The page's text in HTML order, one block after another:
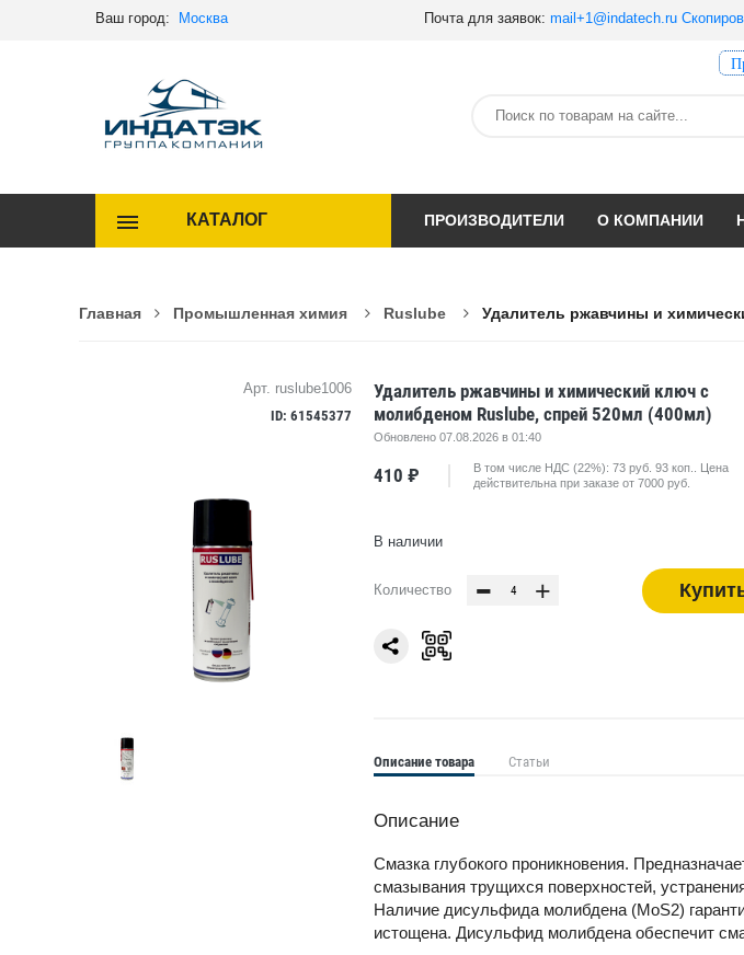
Ваш город: Москва Почта для заявок: mail+1@indatech.ru
КАТАЛОГ ПРОИЗВОДИТЕЛИ О КОМПАНИИ
Главная Промышленная химия Ruslube Удалитель ржавчины и
Арт. ruslube1006
ID: 61545377
Удалитель ржавчины и химический ключ с
молибденом Ruslube, спрей 520мл (400мл)
Обновлено 07.08.2026 в 01:40
410 ₽
В том числе НДС (22%): 73 руб. 93 коп.. Цена
действительна при заказе от 7000 руб.
В наличии
Количество - +
Описание товара Статьи
Описание
Смазка глубокого проникновения.
смазывания трущихся поверхностей,
Наличие дисульфида молибдена (MoS2)
истощена. Дисульфид молибдена обеспечит